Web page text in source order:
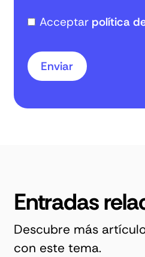
Acceptar política
Entradas
Descubre más
con este tema.